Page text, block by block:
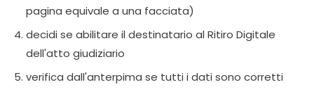
pagina equivale a una facciata)
decidi se abilitare il destinatario al Ritiro Digitale
dell'atto giudiziario
verifica dall'anterpima se tutti i dati sono corretti